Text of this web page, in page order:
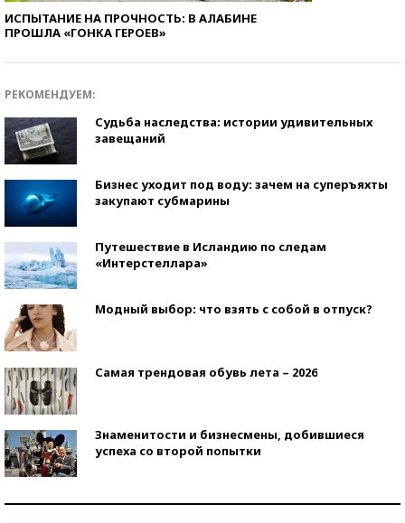
ИСПЫТАНИЕ НА ПРОЧНОСТЬ: В АЛАБИНЕ
ПРОШЛА «ГОНКА ГЕРОЕВ»
РЕКОМЕНДУЕМ:
Судьба наследства: истории удивительных
завещаний
Бизнес уходит под воду: зачем на суперъяхты
закупают субмарины
Путешествие в Исландию по следам
«Интерстеллара»
Модный выбор: что взять с собой в отпуск?
Самая трендовая обувь лета – 2026
Знаменитости и бизнесмены, добившиеся
успеха со второй попытки